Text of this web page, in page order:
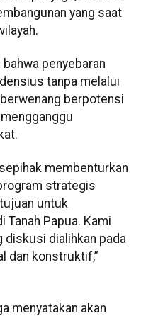
yang saat
penyebaran
tanpa melalui
berpotensi
membenturkan
strategis
untuk
Papua. Kami
diskusi dialihkan pada
dan konstruktif,”
menyatakan akan